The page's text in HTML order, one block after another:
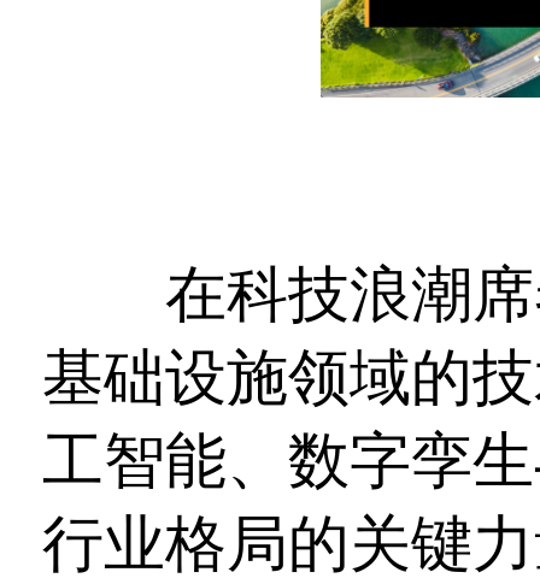
在科技浪潮席
基础设施领域的
工智能、数字孪
行业格局的关键